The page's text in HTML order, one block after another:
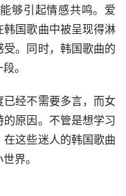
够引起情感共鸣。爱
国歌曲中被呈现得淋
。同时，韩国歌曲的
。
经不需要多言，而女
原因。不管是想学习
这些迷人的韩国歌曲
界。